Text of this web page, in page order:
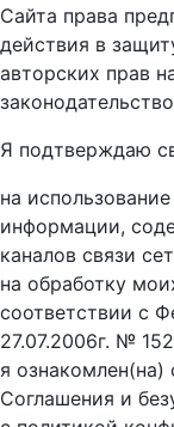
Сайта права
действия в
авторских прав
Я подтверждаю
на
информации,
каналов связи
на обработку
соответствии с
27.07.2006г. №
я
Соглашения и